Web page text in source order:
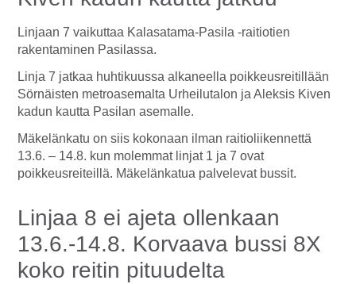
Linjaan 7 vaikuttaa Kalasatama-Pasila -raitiotien
rakentaminen Pasilassa.
Linja 7 jatkaa huhtikuussa alkaneella poikkeusreitillään
Sörnäisten metroasemalta Urheilutalon ja Aleksis Kiven
kadun kautta Pasilan asemalle.
Mäkelänkatu on siis kokonaan ilman raitioliikennettä
13.6. – 14.8. kun molemmat linjat 1 ja 7 ovat
poikkeusreiteillä. Mäkelänkatua palvelevat bussit.
Linjaa 8 ei ajeta ollenkaan
13.6.-14.8. Korvaava bussi 8X
koko reitin pituudelta